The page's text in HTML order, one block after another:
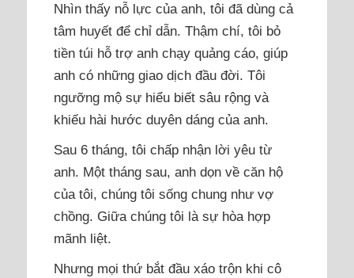
Nhìn thấy nỗ lực của anh, tôi đã dùng cả
tâm huyết để chỉ dẫn. Thậm chí, tôi bỏ
tiền túi hỗ trợ anh chạy quảng cáo, giúp
anh có những giao dịch đầu đời. Tôi
ngưỡng mộ sự hiểu biết sâu rộng và
khiếu hài hước duyên dáng của anh.
Sau 6 tháng, tôi chấp nhận lời yêu từ
anh. Một tháng sau, anh dọn về căn hộ
của tôi, chúng tôi sống chung như vợ
chồng. Giữa chúng tôi là sự hòa hợp
mãnh liệt.
Nhưng mọi thứ bắt đầu xáo trộn khi cô